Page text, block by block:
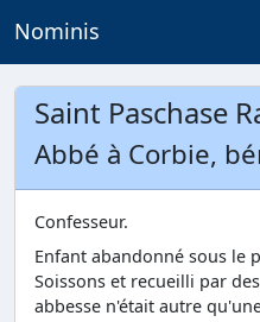
Nominis
Saint Paschase
Abbé à Corbie,
Confesseur.
Enfant abandonné sous le
Soissons et recueilli par
abbesse n'était autre